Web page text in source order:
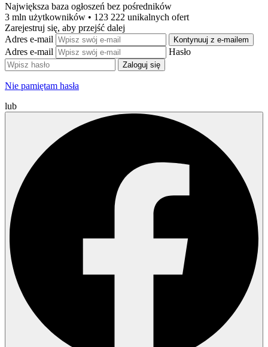
Największa baza ogłoszeń bez pośredników
3 mln użytkowników • 123 222 unikalnych ofert
Zarejestruj się, aby przejść dalej
Adres e-mail
Kontynuuj z e-mailem
Adres e-mail Hasło
Zaloguj się
Nie pamiętam hasła
lub